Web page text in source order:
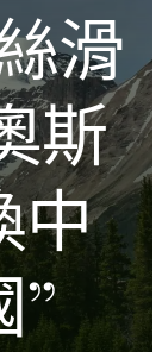
滑
斯
中
”